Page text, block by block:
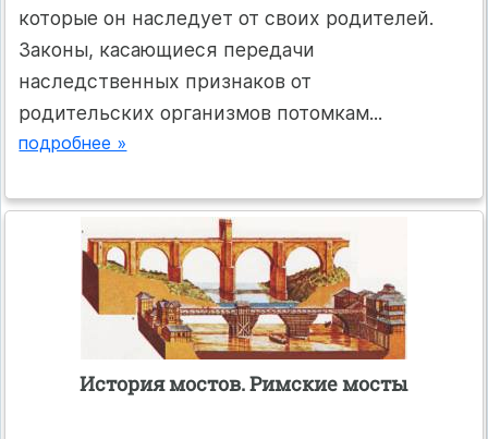
которые он наследует от своих родителей.
Законы, касающиеся передачи
наследственных признаков от
родительских организмов потомкам...
подробнее »
История мостов. Римские мосты